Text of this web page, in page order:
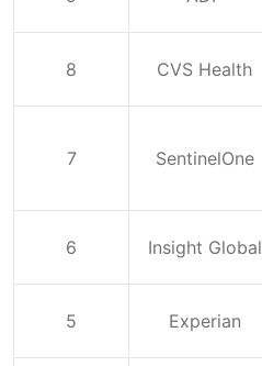
8 CVS Health
7 SentinelOne
6 Insight Global
5 Experian